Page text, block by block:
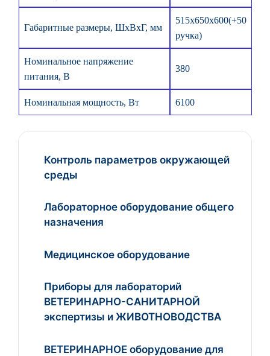
Габаритные размеры, ШхВхГ, мм
515х650х600(+50
ручка)
Номинальное напряжение
питания, В
380
Номинальная мощность, Вт 6100
Контроль параметров окружающей
среды
Лабораторное оборудование общего
назначения
Медицинское оборудование
Приборы для лабораторий
ВЕТЕРИНАРНО-САНИТАРНОЙ
экспертизы и ЖИВОТНОВОДСТВА
ВЕТЕРИНАРНОЕ оборудование для